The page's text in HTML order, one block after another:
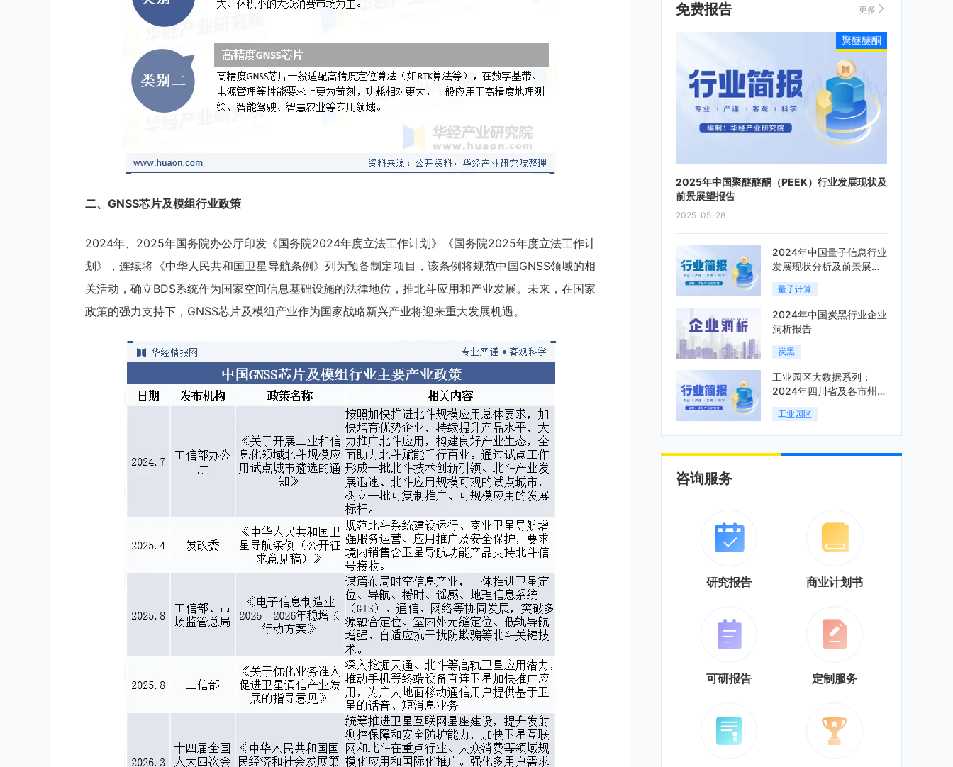
二、 GNSS芯片及模组行业政策
2024年、2025年国务院办公厅印发《国务院2024年度立法工作计划》《国务院2025年度立法工作计
划》，连续将《中华人民共和国卫星导航条例》列为预备制定项目，该条例将规范中国GNSS领域的相
关活动，确立BDS系统作为国家空间信息基础设施的法律地位，推北斗应用和产业发展。未来，在国家
政策的强力支持下，GNSS芯片及模组产业作为国家战略新兴产业将迎来重大发展机遇。
免费报告 更多
2025年中国聚醚醚酮（PEEK）行业发展现状及
前景展望报告
2025-05-28
聚醚醚酮
2024年中国量子信息行业
发展现状分析及前景展望
报告
量子计算
2024年中国炭黑行业企业
洞析报告
炭黑
工业园区大数据系列：
2024年四川省及各市州工
业园区全景洞析报告
工业园区
咨询服务
研究报告 商业计划书
可研报告 定制服务